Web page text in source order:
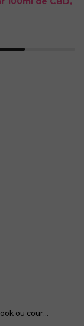
Contactez-nous via notre LiveChat, Facebook ou courriel.